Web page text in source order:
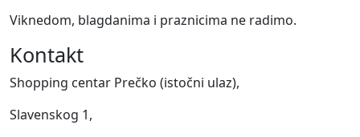
Viknedom, blagdanima i praznicima ne radimo.
Kontakt
Shopping centar Prečko (istočni ulaz),
Slavenskog 1,